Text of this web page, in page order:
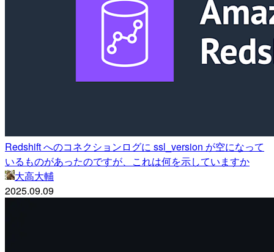
Redshift へのコネクションログに ssl_version が空になって
いるものがあったのですが、これは何を示していますか
大高大輔
2025.09.09